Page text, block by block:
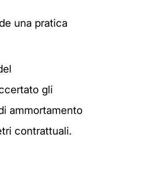
una pratica
gli
ammortamento
contrattuali.